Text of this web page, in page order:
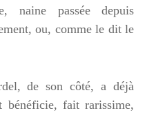
naine passée depuis
ou, comme le dit le
de son côté, a déjà
fait rarissime,